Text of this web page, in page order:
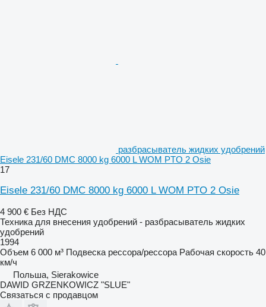
разбрасыватель жидких удобрений
Eisele 231/60 DMC 8000 kg 6000 L WOM PTO 2 Osie
17
Eisele 231/60 DMC 8000 kg 6000 L WOM PTO 2 Osie
4 900 € Без НДС
Техника для внесения удобрений - разбрасыватель жидких
удобрений
1994
Объем 6 000 м³ Подвеска рессора/рессора Рабочая скорость 40
км/ч
Польша, Sierakowice
DAWID GRZENKOWICZ "SLUE"
Связаться с продавцом